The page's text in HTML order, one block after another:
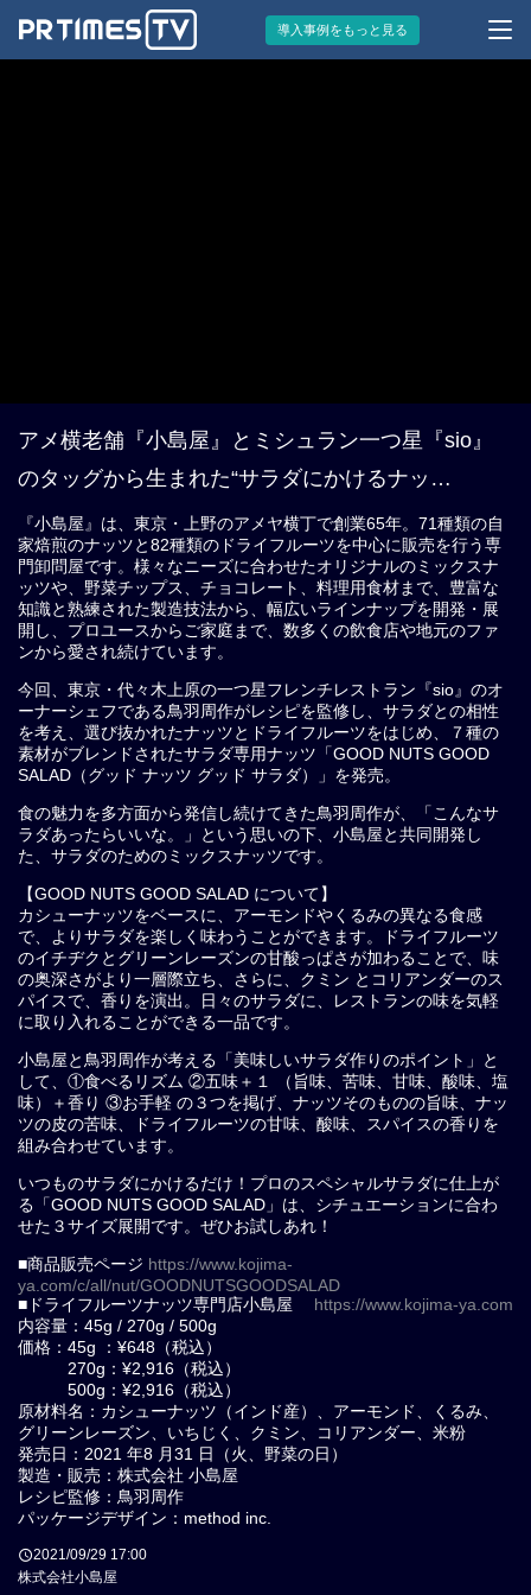
導入事例をもっと見る
アメ横老舗『小島屋』とミシュラン一つ星『sio』
のタッグから生まれた“サラダにかけるナッ
ツ”「GOOD NUTS GOOD SALAD」
『小島屋』は、東京・上野のアメヤ横丁で創業65年。71種類の自
家焙煎のナッツと82種類のドライフルーツを中心に販売を行う専
門卸問屋です。様々なニーズに合わせたオリジナルのミックスナ
ッツや、野菜チップス、チョコレート、料理用食材まで、豊富な
知識と熟練された製造技法から、幅広いラインナップを開発・展
開し、プロユースからご家庭まで、数多くの飲食店や地元のファ
ンから愛され続けています。
今回、東京・代々木上原の一つ星フレンチレストラン『sio』のオ
ーナーシェフである鳥羽周作がレシピを監修し、サラダとの相性
を考え、選び抜かれたナッツとドライフルーツをはじめ、７種の
素材がブレンドされたサラダ専用ナッツ「GOOD NUTS GOOD
SALAD（グッド ナッツ グッド サラダ）」を発売。
食の魅力を多方面から発信し続けてきた鳥羽周作が、「こんなサ
ラダあったらいいな。」という思いの下、小島屋と共同開発し
た、サラダのためのミックスナッツです。
【​GOOD NUTS GOOD SALAD について】
カシューナッツをベースに、アーモンドやくるみの異なる⾷感
で、よりサラダを楽しく味わうことができます。ドライフルーツ
のイチヂクとグリーンレーズンの⽢酸っぱさが加わることで、味
の奥深さがより⼀層際⽴ち、さらに、クミン とコリアンダーのス
パイスで、⾹りを演出。⽇々のサラダに、レストランの味を気軽
に取り⼊れることができる⼀品です。
⼩島屋と⿃⽻周作が考える「美味しいサラダ作りのポイント」と
して、①⾷べるリズム ②五味＋１ （旨味、苦味、⽢味、酸味、塩
味）＋⾹り ③お⼿軽 の３つを掲げ、ナッツそのものの旨味、ナッ
ツの⽪の苦味、ドライフルーツの⽢味、酸味、スパイスの⾹りを
組み合わせています。
いつものサラダにかけるだけ！プロのスペシャルサラダに仕上が
る「GOOD NUTS GOOD SALAD」は、シチュエーションに合わ
せた３サイズ展開です。ぜひお試しあれ！
■商品販売ページ https://www.kojima-
ya.com/c/all/nut/GOODNUTSGOODSALAD
■ドライフルーツナッツ専門店小島屋 https://www.kojima-ya.com
内容量：45g / 270g / 500g
価格：45g ：¥648（税込）
270g：¥2,916（税込）
500g：¥2,916（税込）
原材料名：カシューナッツ（インド産）、アーモンド、くるみ、
グリーンレーズン、いちじく、クミン、コリアンダー、⽶粉
発売⽇：2021 年8 ⽉31 ⽇（⽕、野菜の⽇）
製造・販売：株式会社 ⼩島屋
レシピ監修：⿃⽻周作
パッケージデザイン：method inc.
2021/09/29 17:00
株式会社小島屋